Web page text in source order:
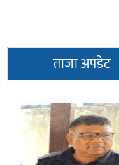
ताजा अपडेट